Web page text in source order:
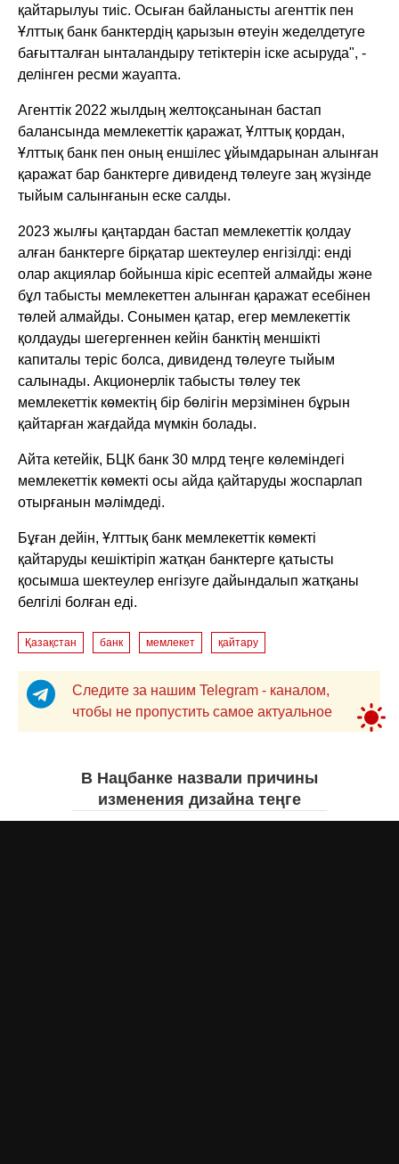
қайтарылуы тиіс. Осыған байланысты агенттік пен
Ұлттық банк банктердің қарызын өтеуін жеделдетуге
бағытталған ынталандыру тетіктерін іске асыруда", -
делінген ресми жауапта.
Агенттік 2022 жылдың желтоқсанынан бастап
балансында мемлекеттік қаражат, Ұлттық қордан,
Ұлттық банк пен оның еншілес ұйымдарынан алынған
қаражат бар банктерге дивиденд төлеуге заң жүзінде
тыйым салынғанын еске салды.
2023 жылғы қаңтардан бастап мемлекеттік қолдау
алған банктерге бірқатар шектеулер енгізілді: енді
олар акциялар бойынша кіріс есептей алмайды және
бұл табысты мемлекеттен алынған қаражат есебінен
төлей алмайды. Сонымен қатар, егер мемлекеттік
қолдауды шегергеннен кейін банктің меншікті
капиталы теріс болса, дивиденд төлеуге тыйым
салынады. Акционерлік табысты төлеу тек
мемлекеттік көмектің бір бөлігін мерзімінен бұрын
қайтарған жағдайда мүмкін болады.
Айта кетейік, БЦК банк 30 млрд теңге көлеміндегі
мемлекеттік көмекті осы айда қайтаруды жоспарлап
отырғанын мәлімдеді.
Бұған дейін, Ұлттық банк мемлекеттік көмекті
қайтаруды кешіктіріп жатқан банктерге қатысты
қосымша шектеулер енгізуге дайындалып жатқаны
белгілі болған еді.
Қазақстан банк мемлекет қайтару
Следите за нашим Telegram - каналом,
чтобы не пропустить самое актуальное
В Нацбанке назвали причины
изменения дизайна теңге